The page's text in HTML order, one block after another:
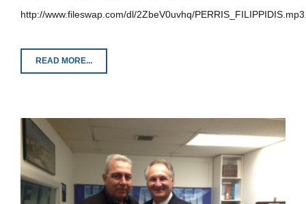
http://www.fileswap.com/dl/2ZbeV0uvhq/
READ MORE...